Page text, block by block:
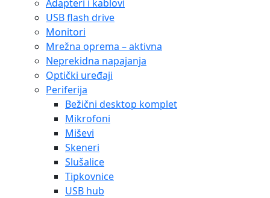
Adapteri i kablovi
USB flash drive
Monitori
Mrežna oprema – aktivna
Neprekidna napajanja
Optički uređaji
Periferija
Bežični desktop komplet
Mikrofoni
Miševi
Skeneri
Slušalice
Tipkovnice
USB hub